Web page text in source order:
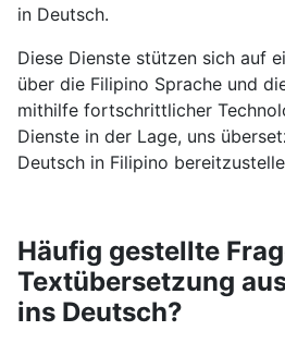
in Deutsch.
Diese Dienste stützen sich auf
über die Filipino Sprache und
mithilfe fortschrittlicher
Dienste in der Lage, uns
Deutsch in Filipino
Häufig gestellte
Textübersetzung
ins Deutsch?